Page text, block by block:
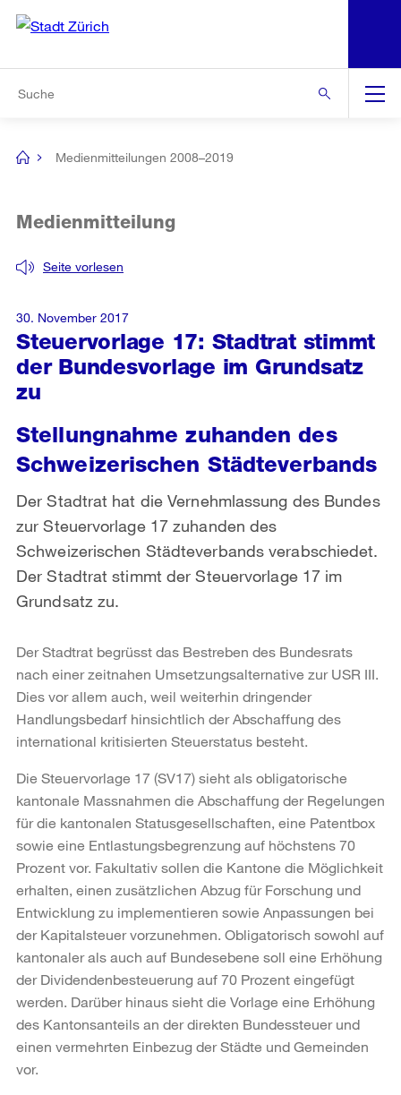
Navigation
[no
Medienmitteilungen 2008–2019
Steuervorlage 17: Stadtrat stimmt
der Bundesvorlage im Grundsatz
zu
Seite vorlesen
Medienmitteilung
Stellungnahme zuhanden des
Schweizerischen Städteverbands
Der Stadtrat hat die Vernehmlassung des Bundes
zur Steuervorlage 17 zuhanden des
Schweizerischen Städteverbands verabschiedet.
Der Stadtrat stimmt der Steuervorlage 17 im
Grundsatz zu.
30. November 2017
Der Stadtrat begrüsst das Bestreben des Bundesrats
nach einer zeitnahen Umsetzungsalternative zur USR III.
Dies vor allem auch, weil weiterhin dringender
Handlungsbedarf hinsichtlich der Abschaffung des
international kritisierten Steuerstatus besteht.
Die Steuervorlage 17 (SV17) sieht als obligatorische
kantonale Massnahmen die Abschaffung der Regelungen
für die kantonalen Statusgesellschaften, eine Patentbox
sowie eine Entlastungsbegrenzung auf höchstens 70
Prozent vor. Fakultativ sollen die Kantone die Möglichkeit
erhalten, einen zusätzlichen Abzug für Forschung und
Entwicklung zu implementieren sowie Anpassungen bei
der Kapitalsteuer vorzunehmen. Obligatorisch sowohl auf
kantonaler als auch auf Bundesebene soll eine Erhöhung
der Dividendenbesteuerung auf 70 Prozent eingefügt
werden. Darüber hinaus sieht die Vorlage eine Erhöhung
des Kantonsanteils an der direkten Bundessteuer und
einen vermehrten Einbezug der Städte und Gemeinden
vor.